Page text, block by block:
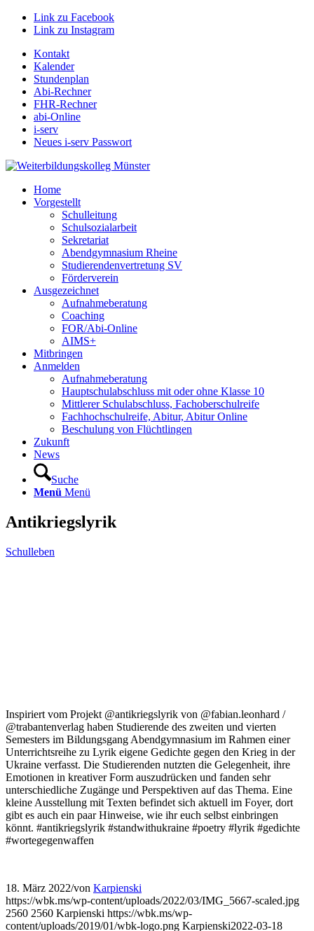
Link zu Facebook
Link zu Instagram
Kontakt
Kalender
Stundenplan
Abi-Rechner
FHR-Rechner
abi-Online
i-serv
Neues i-serv Passwort
Home
Vorgestellt
Schulleitung
Schulsozialarbeit
Sekretariat
Abendgymnasium Rheine
Studierendenvertretung SV
Förderverein
Ausgezeichnet
Aufnahmeberatung
Coaching
FOR/Abi-Online
AIMS+
Mitbringen
Anmelden
Aufnahmeberatung
Hauptschulabschluss mit oder ohne Klasse 10
Mittlerer Schulabschluss, Fachoberschulreife
Fachhochschulreife, Abitur, Abitur Online
Beschulung von Flüchtlingen
Zukunft
News
Suche
Menü Menü
Antikriegslyrik
Schulleben
Inspiriert vom Projekt @antikriegslyrik von @fabian.leonhard /
@trabantenverlag haben Studierende des zweiten und vierten
Semesters im Bildungsgang Abendgymnasium im Rahmen einer
Unterrichtsreihe zu Lyrik eigene Gedichte gegen den Krieg in der
Ukraine verfasst. Die Studierenden nutzten die Gelegenheit, ihre
Emotionen in kreativer Form auszudrücken und fanden sehr
unterschiedliche Zugänge und Perspektiven auf das Thema. Eine
kleine Ausstellung mit Texten befindet sich aktuell im Foyer, dort
gibt es auch ein paar Hinweise, wie ihr euch selbst einbringen
könnt. #antikriegslyrik #standwithukraine #poetry #lyrik #gedichte
#wortegegenwaffen
18. März 2022/von Karpienski
https://wbk.ms/wp-content/uploads/2022/03/IMG_5667-scaled.jpg
2560 2560 Karpienski https://wbk.ms/wp-
content/uploads/2019/01/wbk-logo.png Karpienski2022-03-18